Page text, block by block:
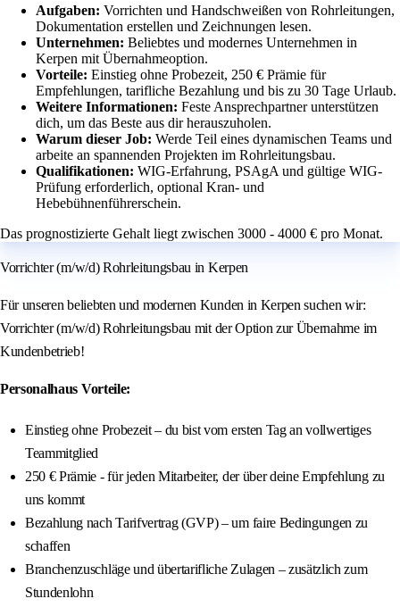
Aufgaben: Vorrichten und Handschweißen von Rohrleitungen,
Dokumentation erstellen und Zeichnungen lesen.
Unternehmen: Beliebtes und modernes Unternehmen in
Kerpen mit Übernahmeoption.
Vorteile: Einstieg ohne Probezeit, 250 € Prämie für
Empfehlungen, tarifliche Bezahlung und bis zu 30 Tage Urlaub.
Weitere Informationen: Feste Ansprechpartner unterstützen
dich, um das Beste aus dir herauszuholen.
Warum dieser Job: Werde Teil eines dynamischen Teams und
arbeite an spannenden Projekten im Rohrleitungsbau.
Qualifikationen: WIG-Erfahrung, PSAgA und gültige WIG-
Prüfung erforderlich, optional Kran- und
Hebebühnenführerschein.
Das prognostizierte Gehalt liegt zwischen 3000 - 4000 € pro Monat.
Vorrichter (m/w/d) Rohrleitungsbau in Kerpen
Für unseren beliebten und modernen Kunden in Kerpen suchen wir:
Vorrichter (m/w/d) Rohrleitungsbau mit der Option zur Übernahme im
Kundenbetrieb!
Personalhaus Vorteile:
Einstieg ohne Probezeit – du bist vom ersten Tag an vollwertiges
Teammitglied
250 € Prämie - für jeden Mitarbeiter, der über deine Empfehlung zu
uns kommt
Bezahlung nach Tarifvertrag (GVP) – um faire Bedingungen zu
schaffen
Branchenzuschläge und übertarifliche Zulagen – zusätzlich zum
Stundenlohn